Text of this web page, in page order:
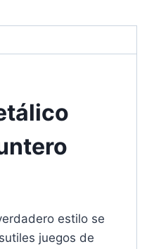
estilo se
juegos de